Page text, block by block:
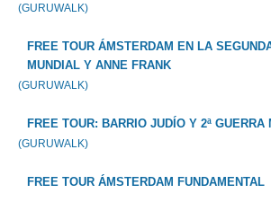
(GURUWALK)
FREE TOUR ÁMSTERDAM EN LA
MUNDIAL Y ANNE FRANK
(GURUWALK)
FREE TOUR: BARRIO JUDÍO Y 2ª GUERRA
(GURUWALK)
FREE TOUR ÁMSTERDAM FUNDAMENTAL